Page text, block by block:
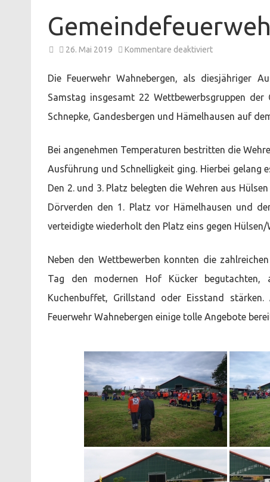
26. Mai 2019 Kommentare deaktiviertfür
Ahnebergen
Die Feuerwehr Wahnebergen, als diesjähriger
Samstag insgesamt 22 Wettbewerbsgruppen
Schnepke, Gandesbergen und Hämelhausen auf
Bei angenehmen Temperaturen bestritten die
Ausführung und Schnelligkeit ging. Hierbei gelang
Den 2. und 3. Platz belegten die Wehren aus
Dörverden den 1. Platz vor Hämelhausen und
verteidigte wiederholt den Platz eins gegen Hülsen/
Neben den Wettbewerben konnten die
Tag den modernen Hof Kücker
Kuchenbuffet, Grillstand oder Eisstand
Feuerwehr Wahnebergen einige tolle Angebote